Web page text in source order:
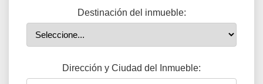
Destinación del inmueble:
Dirección y Ciudad del Inmueble: